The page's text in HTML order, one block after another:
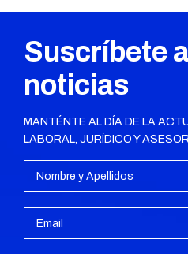
Suscríbete
noticias
MANTÉNTE AL DÍA DE LA
LABORAL, JURÍDICO Y